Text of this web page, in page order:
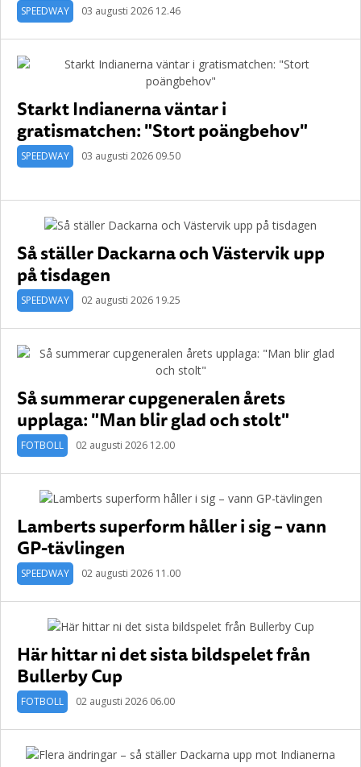
SPEEDWAY 03 augusti 2026 12.46
Starkt Indianerna väntar i
gratismatchen: "Stort poängbehov"
SPEEDWAY 03 augusti 2026 09.50
Så ställer Dackarna och Västervik upp
på tisdagen
SPEEDWAY 02 augusti 2026 19.25
Så summerar cupgeneralen årets
upplaga: "Man blir glad och stolt"
FOTBOLL 02 augusti 2026 12.00
Lamberts superform håller i sig – vann
GP-tävlingen
SPEEDWAY 02 augusti 2026 11.00
Här hittar ni det sista bildspelet från
Bullerby Cup
FOTBOLL 02 augusti 2026 06.00